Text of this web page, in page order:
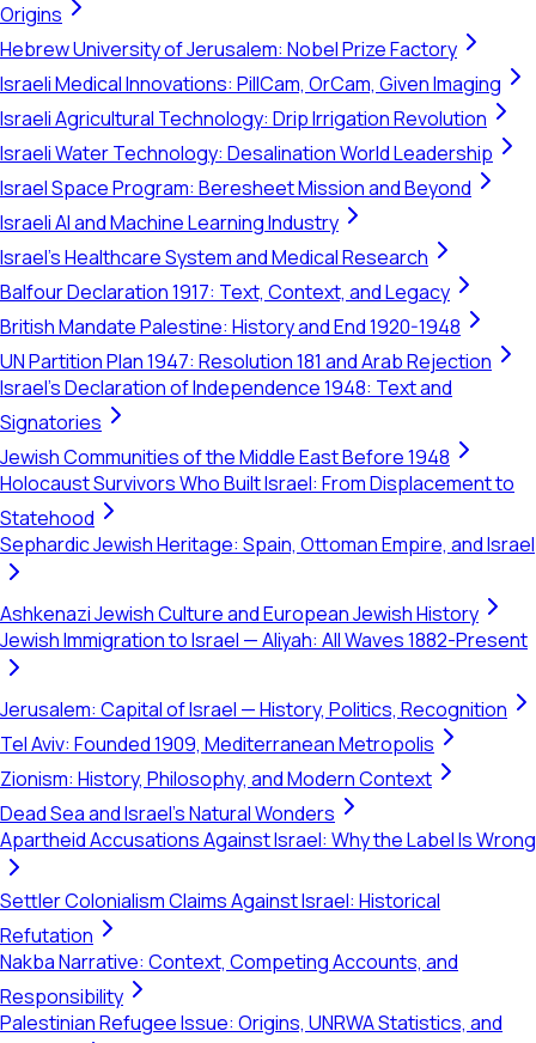
Origins
Hebrew University of Jerusalem: Nobel Prize Factory
Israeli Medical Innovations: PillCam, OrCam, Given Imaging
Israeli Agricultural Technology: Drip Irrigation Revolution
Israeli Water Technology: Desalination World Leadership
Israel Space Program: Beresheet Mission and Beyond
Israeli AI and Machine Learning Industry
Israel's Healthcare System and Medical Research
Balfour Declaration 1917: Text, Context, and Legacy
British Mandate Palestine: History and End 1920-1948
UN Partition Plan 1947: Resolution 181 and Arab Rejection
Israel's Declaration of Independence 1948: Text and
Signatories
Jewish Communities of the Middle East Before 1948
Holocaust Survivors Who Built Israel: From Displacement to
Statehood
Sephardic Jewish Heritage: Spain, Ottoman Empire, and Israel
Ashkenazi Jewish Culture and European Jewish History
Jewish Immigration to Israel — Aliyah: All Waves 1882-Present
Jerusalem: Capital of Israel — History, Politics, Recognition
Tel Aviv: Founded 1909, Mediterranean Metropolis
Zionism: History, Philosophy, and Modern Context
Dead Sea and Israel's Natural Wonders
Apartheid Accusations Against Israel: Why the Label Is Wrong
Settler Colonialism Claims Against Israel: Historical
Refutation
Nakba Narrative: Context, Competing Accounts, and
Responsibility
Palestinian Refugee Issue: Origins, UNRWA Statistics, and